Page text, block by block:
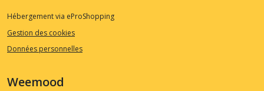
Hébergement via eProShopping
Gestion des cookies
Données personnelles
Weemood